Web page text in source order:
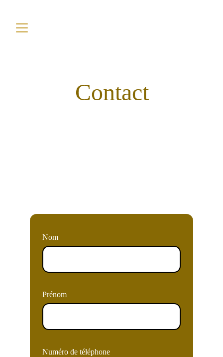
Contact
Nom
Prénom
Numéro de téléphone